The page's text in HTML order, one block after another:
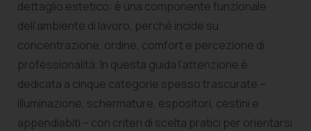
dettaglio estetico: è una componente funzionale
dell’ambiente di lavoro, perché incide su
concentrazione, ordine, comfort e percezione di
professionalità. In questa guida l’attenzione è
dedicata a cinque categorie spesso trascurate –
illuminazione, schermature, espositori, cestini e
appendiabiti – con criteri di scelta pratici per orientarsi